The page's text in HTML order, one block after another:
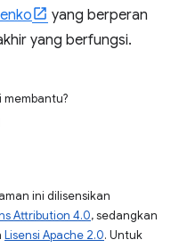
yang berperan
yang berfungsi.
membantu?
ini dilisensikan
Attribution 4.0, sedangkan
Lisensi Apache 2.0. Untuk